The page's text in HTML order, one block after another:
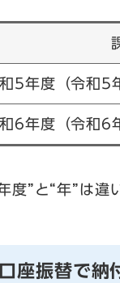
5年度（令和5
6年度（令和6
度”と“年”は違
口座振替で納